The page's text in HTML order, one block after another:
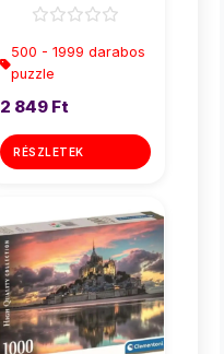
Cle...
500 - 1999 darabos
puzzle
2 849 Ft
RÉSZLETEK